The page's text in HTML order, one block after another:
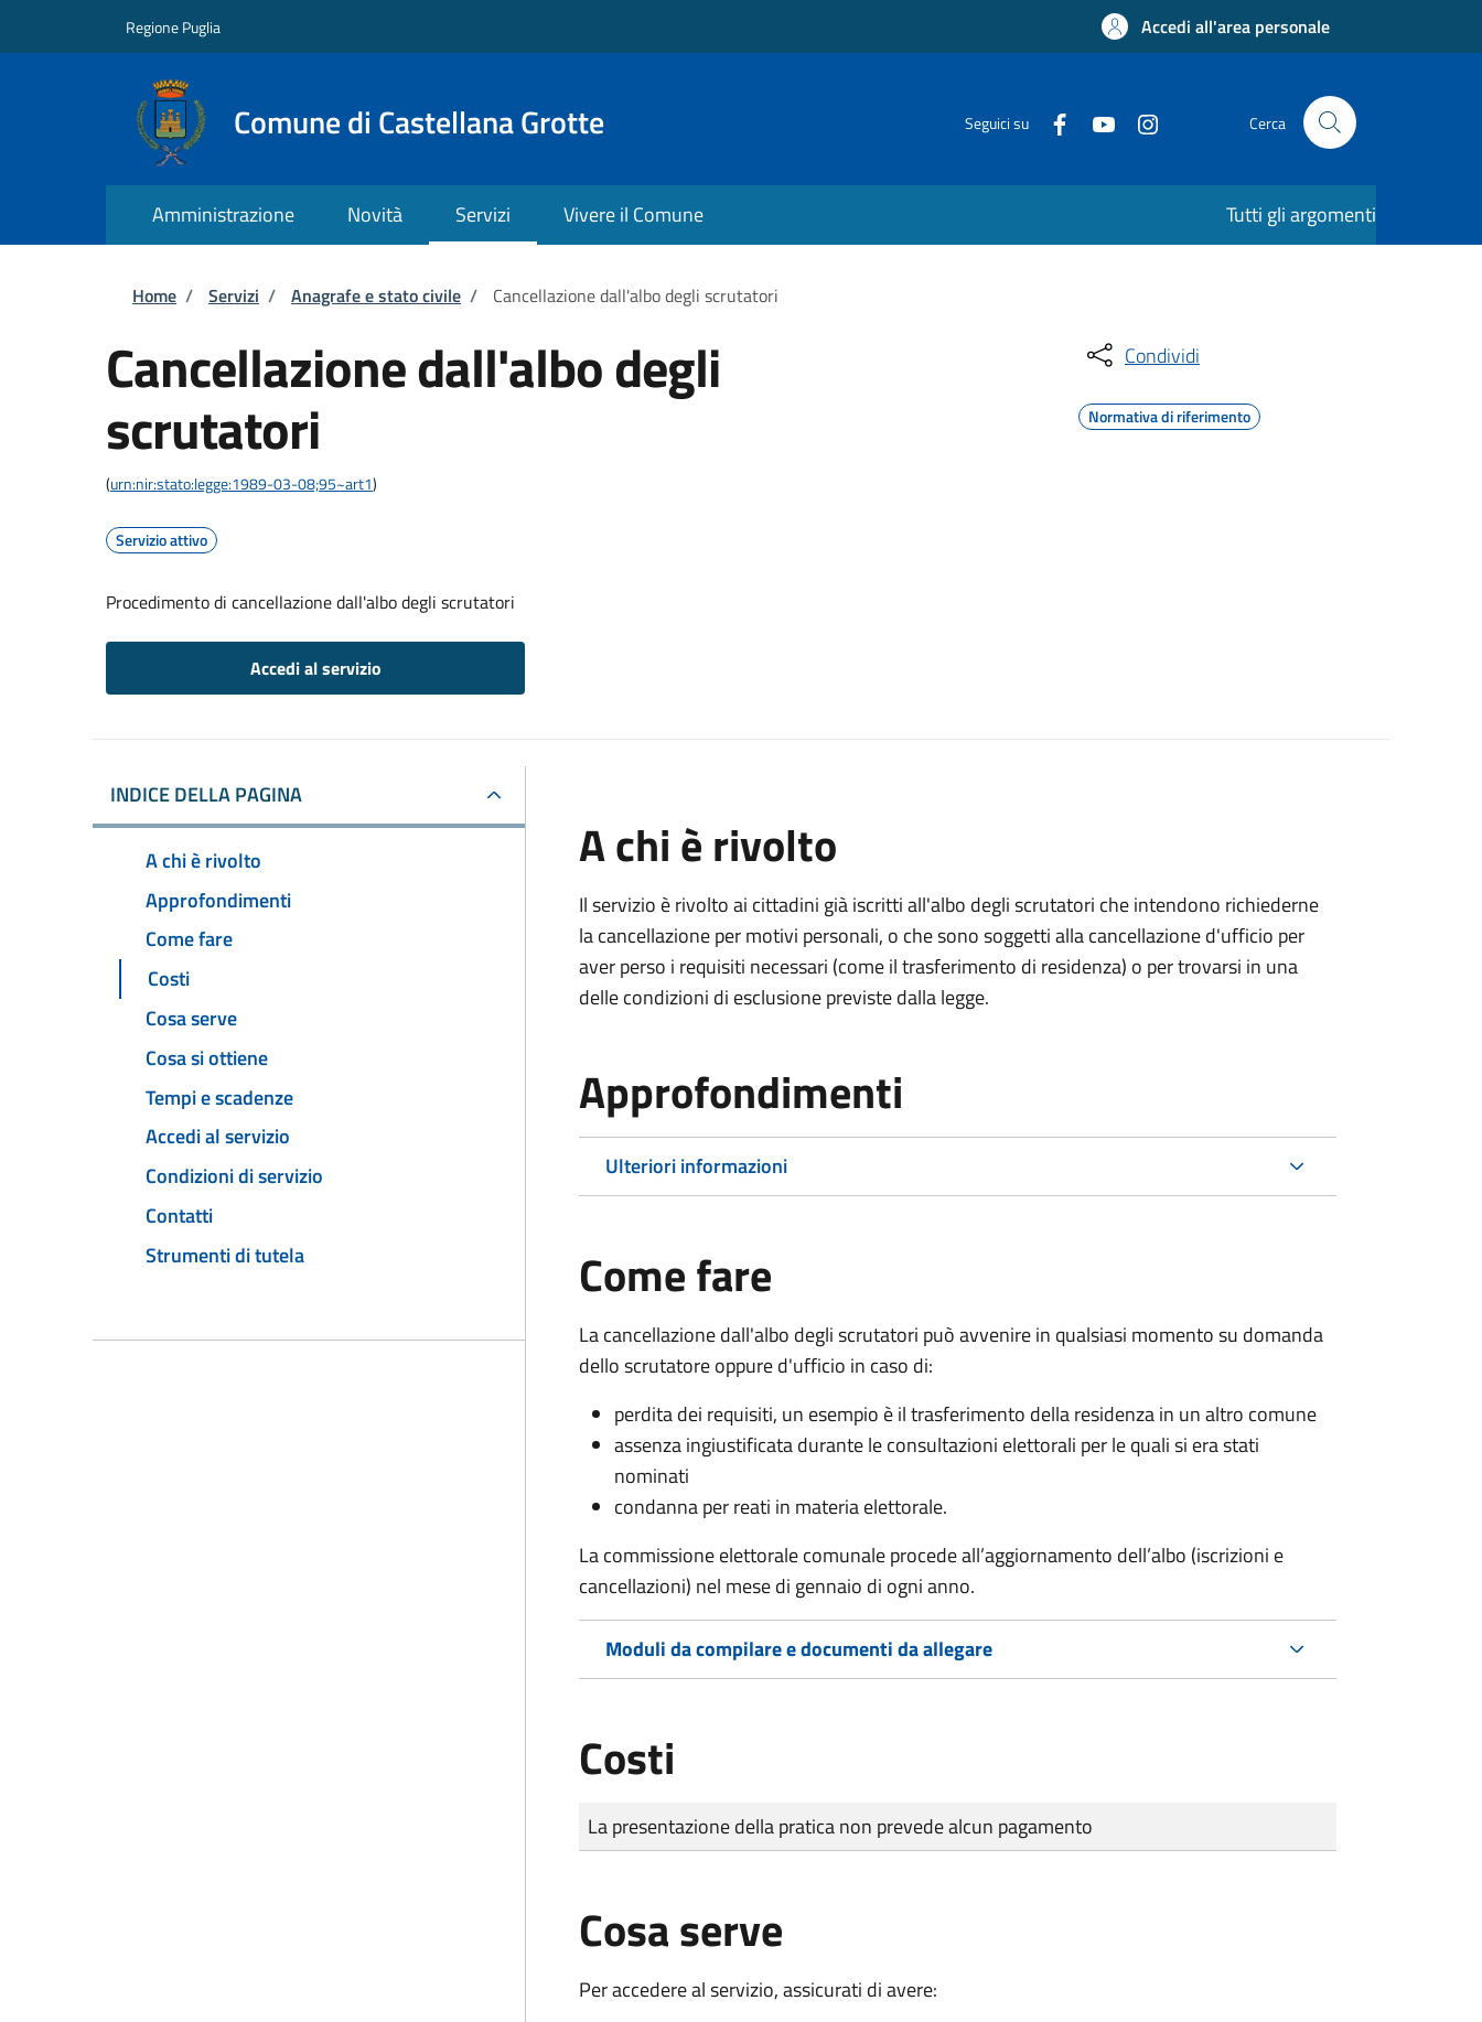
Regione Puglia Accedi all'area personale
Comune di Castellana Grotte Seguici su Cerca
Amministrazione Novità Servizi Vivere il Comune Tutti gli argomenti
Briciole di pane
Home / Servizi / Anagrafe e stato civile / Cancellazione dall'albo degli scrutatori
Cancellazione dall'albo degli
scrutatori
(urn:nir:stato:legge:1989-03-08;95~art1)
Servizio attivo
Procedimento di cancellazione dall'albo degli scrutatori
Accedi al servizio
Condividi
Normativa di riferimento
INDICE DELLA PAGINA
A chi è rivolto
Approfondimenti
Come fare
Costi
Cosa serve
Cosa si ottiene
Tempi e scadenze
Accedi al servizio
Condizioni di servizio
Contatti
Strumenti di tutela
A chi è rivolto
Il servizio è rivolto ai cittadini già iscritti all'albo degli scrutatori che intendono richiederne
la cancellazione per motivi personali, o che sono soggetti alla cancellazione d'ufficio per
aver perso i requisiti necessari (come il trasferimento di residenza) o per trovarsi in una
delle condizioni di esclusione previste dalla legge.
Approfondimenti
Ulteriori informazioni
Come fare
La cancellazione dall'albo degli scrutatori può avvenire in qualsiasi momento su domanda
dello scrutatore oppure d'ufficio in caso di:
perdita dei requisiti, un esempio è il trasferimento della residenza in un altro comune
assenza ingiustificata durante le consultazioni elettorali per le quali si era stati
nominati
condanna per reati in materia elettorale.
La commissione elettorale comunale procede all’aggiornamento dell’albo (iscrizioni e
cancellazioni) nel mese di gennaio di ogni anno.
Moduli da compilare e documenti da allegare
Costi
Tipo di pagamento
Importo
La presentazione della pratica non prevede alcun pagamento
Cosa serve
Per accedere al servizio, assicurati di avere: